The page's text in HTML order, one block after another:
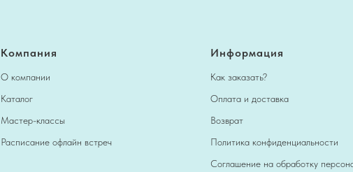
Компания
О компании
Каталог
Мастер-классы
Расписание офлайн встреч
Информация
Как заказать?
Оплата и доставка
Возврат
Политика конфиденциальности
Соглашение на обработку